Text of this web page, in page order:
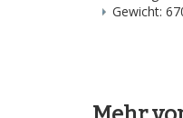
Gewicht: